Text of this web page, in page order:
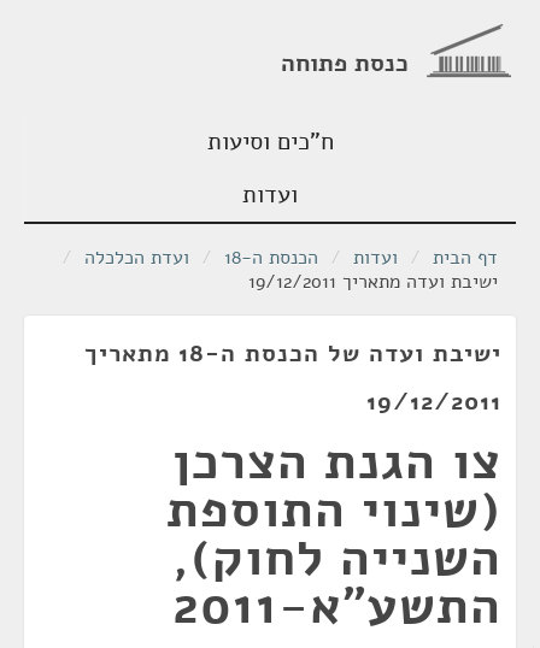
כנסת פתוחה
ח"כים וסיעות
ועדות
דף הבית / ועדות / הכנסת ה-18 / ועדת הכלכלה /
ישיבת ועדה מתאריך 19/12/2011
ישיבת ועדה של הכנסת ה-18 מתאריך
19/12/2011
צו הגנת הצרכן
(שינוי התוספת
השנייה לחוק),
התשע"א-2011